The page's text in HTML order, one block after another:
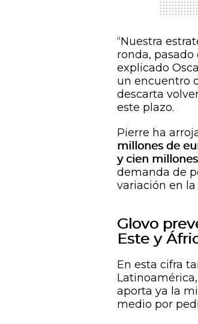
“Nuestra
ronda,
explicado
un encuentro
descarta
este plazo.
Pierre ha
millones de
y cien
demanda de
variación en
Glovo
Este y
En esta cifra
aporta ya la
medio por